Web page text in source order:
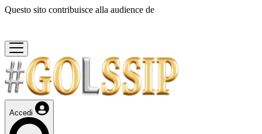
Questo sito contribuisce alla audience de
Accedi